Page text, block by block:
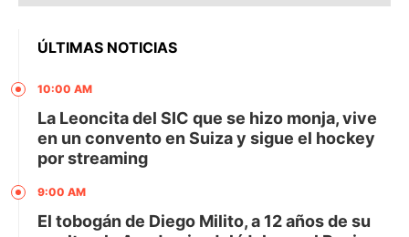
ÚLTIMAS NOTICIAS
10:00 AM
La Leoncita del SIC que se hizo monja, vive
en un convento en Suiza y sigue el hockey
por streaming
9:00 AM
El tobogán de Diego Milito, a 12 años de su